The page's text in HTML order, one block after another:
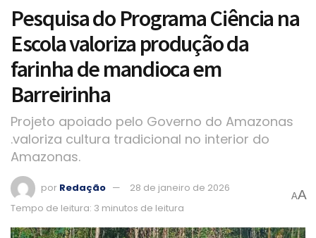
Pesquisa do Programa Ciência na
Escola valoriza produção da
farinha de mandioca em
Barreirinha
Projeto apoiado pelo Governo do Amazonas
.valoriza cultura tradicional no interior do
Amazonas.
por Redação
28 de janeiro de 2026
Tempo de leitura: 3 minutos de leitura
AA